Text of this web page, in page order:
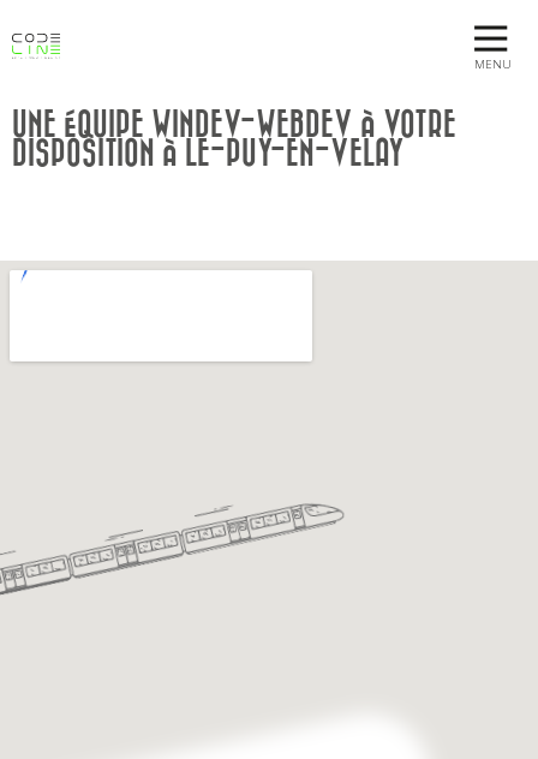
MENU
UNE ÉQUIPE WINDEV-WEBDEV À VOTRE
DISPOSITION À LE-PUY-EN-VELAY